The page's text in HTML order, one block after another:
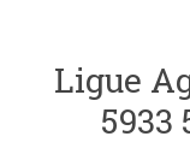
Ligue
5933